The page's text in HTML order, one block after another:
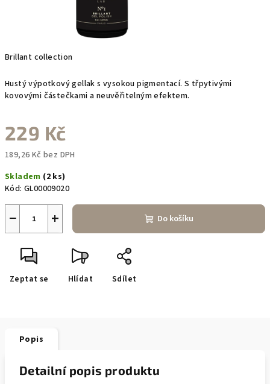
Brillant collection
Hustý výpotkový gellak s vysokou pigmentací. S třpytivými
kovovými částečkami a neuvěřitelným efektem.
229 Kč
189,26 Kč bez DPH
cena:
Skladem (2 ks)
Kód: GL00009020
+
− Do košíku
Zeptat se Hlídat Sdílet
Popis
Detailní popis produktu